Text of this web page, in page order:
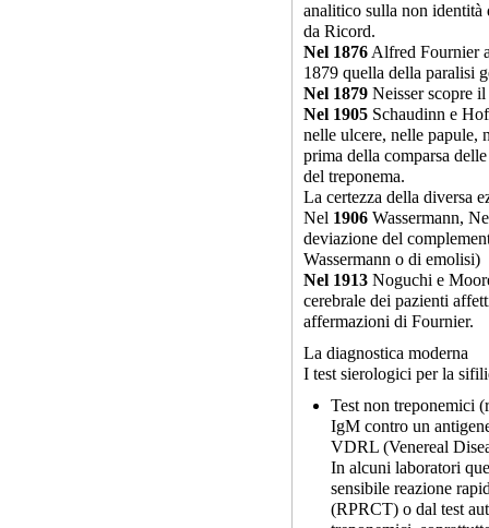
analitico sulla non
da Ricord.
Nel 1876 Alfred Fournier
1879 quella della paralisi
Nel 1879 Neisser scopre
Nel 1905 Schaudinn e
nelle ulcere, nelle papule,
prima della comparsa
del treponema.
La certezza della diversa
Nel 1906 Wassermann,
deviazione del
Wassermann o di emolisi)
Nel 1913 Noguchi e
cerebrale dei pazienti
affermazioni di Fournier.
La diagnostica moderna
I test sierologici per la
Test non treponemici
IgM contro un
VDRL (Venereal
In alcuni laboratori
sensibile reazione
(RPRCT) o dal test